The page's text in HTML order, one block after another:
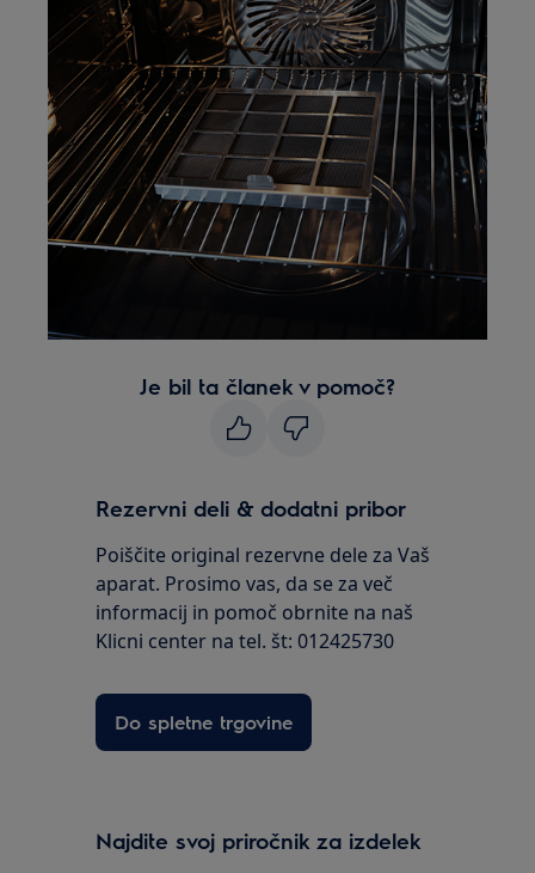
Je bil ta članek v pomoč?
Rezervni deli & dodatni pribor
Poiščite original rezervne dele za Vaš
aparat. Prosimo vas, da se za več
informacij in pomoč obrnite na naš
Klicni center na tel. št: 012425730
Do spletne trgovine
Najdite svoj priročnik za izdelek